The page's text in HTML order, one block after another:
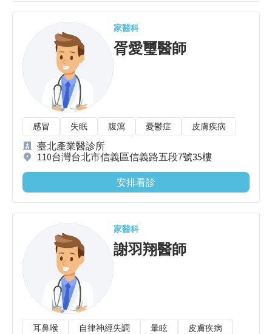
家醫科
胥愛璽醫師
感冒 失眠 腹瀉 憂鬱症 皮膚疾病
臺北產業醫診所
110台灣台北市信義區信義路五段7號35樓
安排看診
家醫科
謝羽翔醫師
耳鼻喉 自律神經失調 暈眩 皮膚疾病